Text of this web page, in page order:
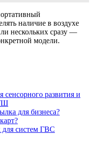
наличие в воздухе
нескольких сразу —
модели.
сенсорного развития и
для бизнеса?
систем ГВС